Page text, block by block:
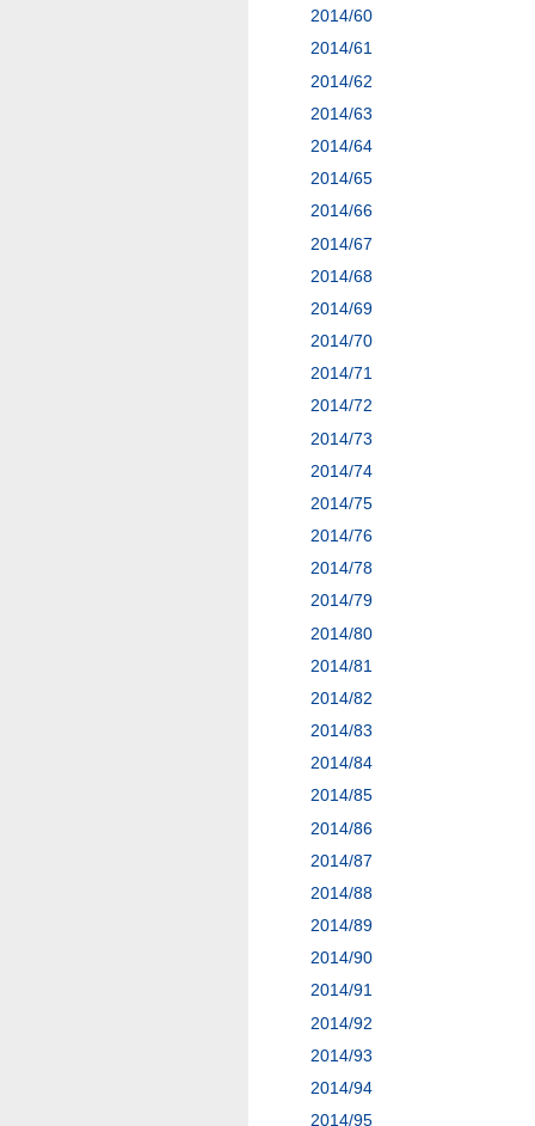
2014/60
2014/61
2014/62
2014/63
2014/64
2014/65
2014/66
2014/67
2014/68
2014/69
2014/70
2014/71
2014/72
2014/73
2014/74
2014/75
2014/76
2014/78
2014/79
2014/80
2014/81
2014/82
2014/83
2014/84
2014/85
2014/86
2014/87
2014/88
2014/89
2014/90
2014/91
2014/92
2014/93
2014/94
2014/95